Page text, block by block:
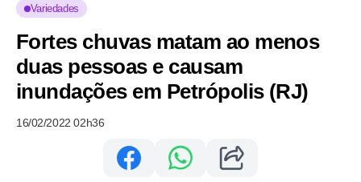
Variedades
Fortes chuvas matam ao menos
duas pessoas e causam
inundações em Petrópolis (RJ)
16/02/2022 02h36